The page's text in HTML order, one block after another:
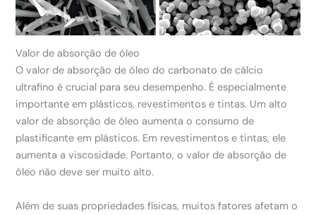
Valor de absorção de óleo
O valor de absorção de óleo do carbonato de cálcio
ultrafino é crucial para seu desempenho. É especialmente
importante em plásticos, revestimentos e tintas. Um alto
valor de absorção de óleo aumenta o consumo de
plastificante em plásticos. Em revestimentos e tintas, ele
aumenta a viscosidade. Portanto, o valor de absorção de
óleo não deve ser muito alto.
Além de suas propriedades físicas, muitos fatores afetam o